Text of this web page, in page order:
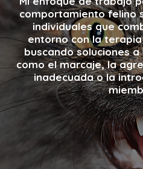
comportamiento felino
individuales que
entorno con la
buscando soluciones
como el marcaje, la
inadecuada o la